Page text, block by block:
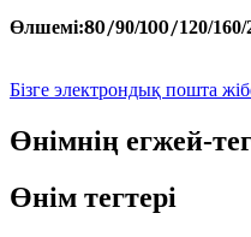
Өлшемі:80/90/100/120/
Бізге электрондық пошта
Өнімнің егжей-
Өнім тегтері